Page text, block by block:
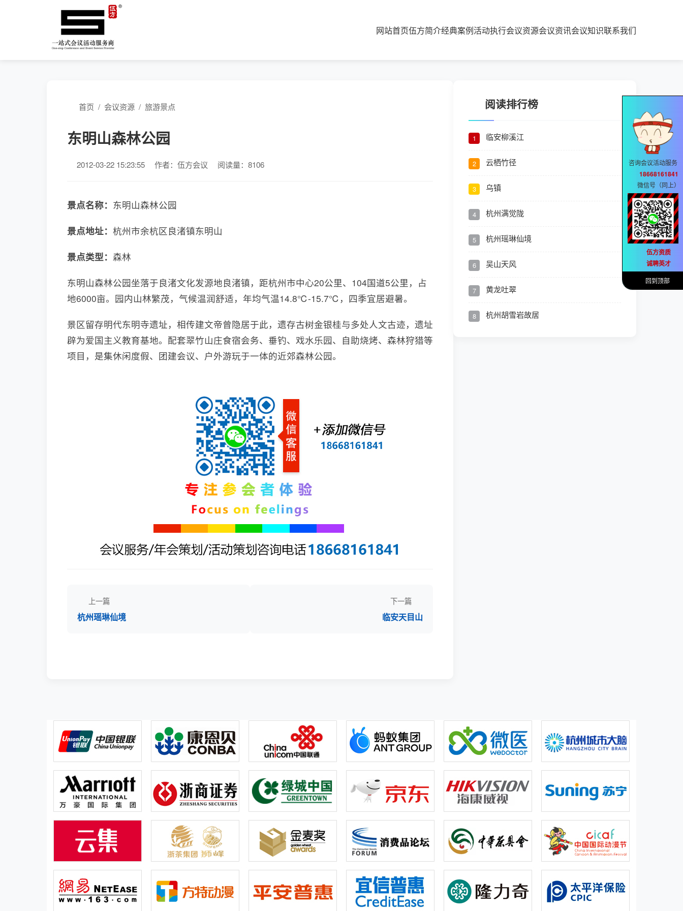
网站首页伍方简介经典案例活动执行会议资源会议资讯会议知识联系我们
首页 / 会议资源 / 旅游景点
东明山森林公园
2012-03-22 15:23:55 作者：伍方会议 阅读量：8106
景点名称： 东明山森林公园
景点地址： 杭州市余杭区良渚镇东明山
景点类型： 森林
东明山森林公园坐落于良渚文化发源地良渚镇，距杭州市中心20公里、104国道5公里，占
地6000亩。园内山林繁茂，气候温润舒适，年均气温14.8℃-15.7℃，四季宜居避暑。
景区留存明代东明寺遗址，相传建文帝曾隐居于此，遗存古树金银桂与多处人文古迹，遗址
辟为爱国主义教育基地。配套翠竹山庄食宿会务、垂钓、戏水乐园、自助烧烤、森林狩猎等
项目，是集休闲度假、团建会议、户外游玩于一体的近郊森林公园。
上一篇
杭州瑶琳仙境
下一篇
临安天目山
阅读排行榜
1 临安柳溪江
2 云栖竹径
3 乌镇
4 杭州满觉陇
5 杭州瑶琳仙境
6 吴山天风
7 黄龙吐翠
8 杭州胡雪岩故居
咨询会议活动服务
18668161841
微信号（同上）
伍方资质
诚聘英才
回到顶部